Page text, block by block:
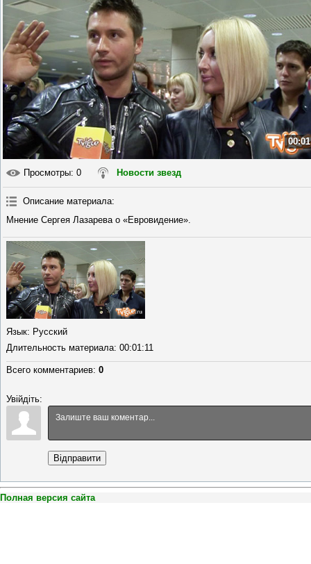
Просмотры: 0 Новости звезд
Описание материала:
Мнение Сергея Лазарева о «Евровидение».
Язык: Русский
Длительность материала: 00:01:11
Всего комментариев: 0
Увійдіть:
Відправити
Полная версия сайта